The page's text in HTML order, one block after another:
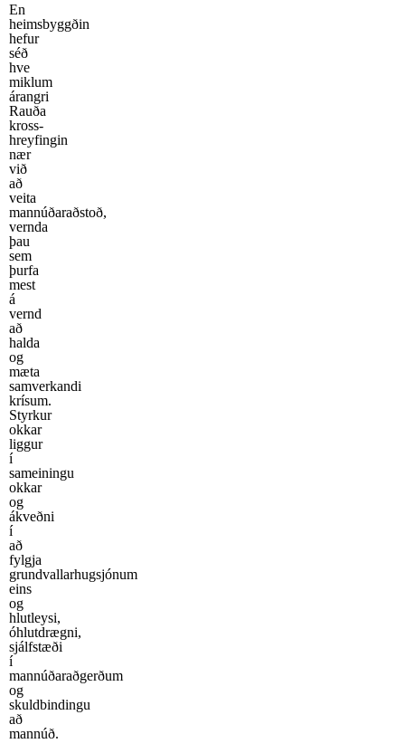
En
heimsbyggðin
hefur
séð
hve
miklum
árangri
Rauða
kross-
hreyfingin
nær
við
að
veita
mannúðaraðstoð,
vernda
þau
sem
þurfa
mest
á
vernd
að
halda
og
mæta
samverkandi
krísum.
Styrkur
okkar
liggur
í
sameiningu
okkar
og
ákveðni
í
að
fylgja
grundvallarhugsjónum
eins
og
hlutleysi,
óhlutdrægni,
sjálfstæði
í
mannúðaraðgerðum
og
skuldbindingu
að
mannúð.